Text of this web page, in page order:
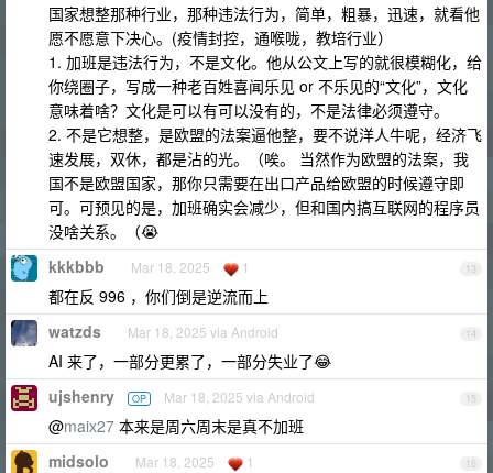
国家想整那种行业，那种违法行为，简单，粗暴，迅速，就看他
愿不愿意下决心。(疫情封控，通喉咙，教培行业）
1. 加班是违法行为，不是文化。他从公文上写的就很模糊化，给
你绕圈子，写成一种老百姓喜闻乐见 or 不乐见的“文化”，文化
意味着啥？文化是可以有可以没有的，不是法律必须遵守。
2. 不是它想整，是欧盟的法案逼他整，要不说洋人牛呢，经济飞
速发展，双休，都是沾的光。（唉。 当然作为欧盟的法案，我
国不是欧盟国家，那你只需要在出口产品给欧盟的时候遵守即
可。可预见的是，加班确实会减少，但和国内搞互联网的程序员
没啥关系。（😭
13
kkkbbb Mar 18, 2025 1
都在反 996 ，你们倒是逆流而上
14
watzds Mar 18, 2025 via Android
AI 来了，一部分更累了，一部分失业了😂
15
ujshenry OP Mar 18, 2025 via Android
@maix27 本来是周六周末是真不加班
16
midsolo Mar 18, 2025 1